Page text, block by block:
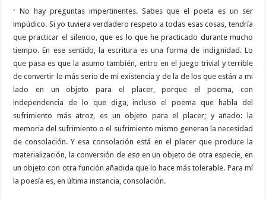
· No hay preguntas impertinentes. Sabes que el poeta es un ser
impúdico. Si yo tuviera verdadero respeto a todas esas cosas, tendría
que practicar el silencio, que es lo que he practicado durante mucho
tiempo. En ese sentido, la escritura es una forma de indignidad. Lo
que pasa es que la asumo también, entro en el juego trivial y terrible
de convertir lo más serio de mi existencia y de la de los que están a mi
lado en un objeto para el placer, porque el poema, con
independencia de lo que diga, incluso el poema que habla del
sufrimiento más atroz, es un objeto para el placer; y añado: la
memoria del sufrimiento o el sufrimiento mismo generan la necesidad
de consolación. Y esa consolación está en el placer que produce la
materialización, la conversión de eso en un objeto de otra especie, en
un objeto con otra función añadida que lo hace más tolerable. Para mí
la poesía es, en última instancia, consolación.